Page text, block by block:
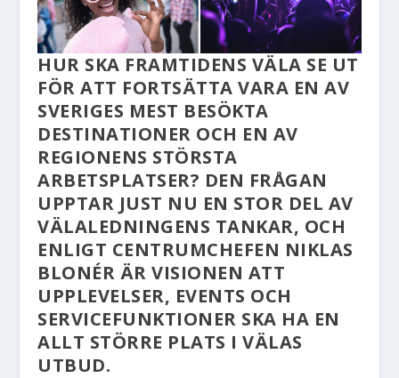
HUR SKA FRAMTIDENS VÄLA SE UT
FÖR ATT FORTSÄTTA VARA EN AV
SVERIGES MEST BESÖKTA
DESTINATIONER OCH EN AV
REGIONENS STÖRSTA
ARBETSPLATSER? DEN FRÅGAN
UPPTAR JUST NU EN STOR DEL AV
VÄLALEDNINGENS TANKAR, OCH
ENLIGT CENTRUMCHEFEN NIKLAS
BLONÉR ÄR VISIONEN ATT
UPPLEVELSER, EVENTS OCH
SERVICEFUNKTIONER SKA HA EN
ALLT STÖRRE PLATS I VÄLAS
UTBUD.